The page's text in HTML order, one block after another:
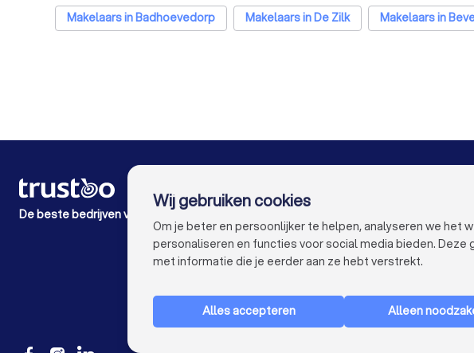
Makelaars in Badhoevedorp
Makelaars in De Zilk Makelaars in
De beste bedrijven voor jou
Hoe het werkt
Expert blogs
Kostenoverzichten
Klacht over bedrijf
Blog
Wij gebruiken cookies
Om je beter en persoonlijker te helpen, analyseren we het
personaliseren en functies voor social media bieden.
met informatie die je eerder aan ze hebt verstrekt.
Alles accepteren Alleen